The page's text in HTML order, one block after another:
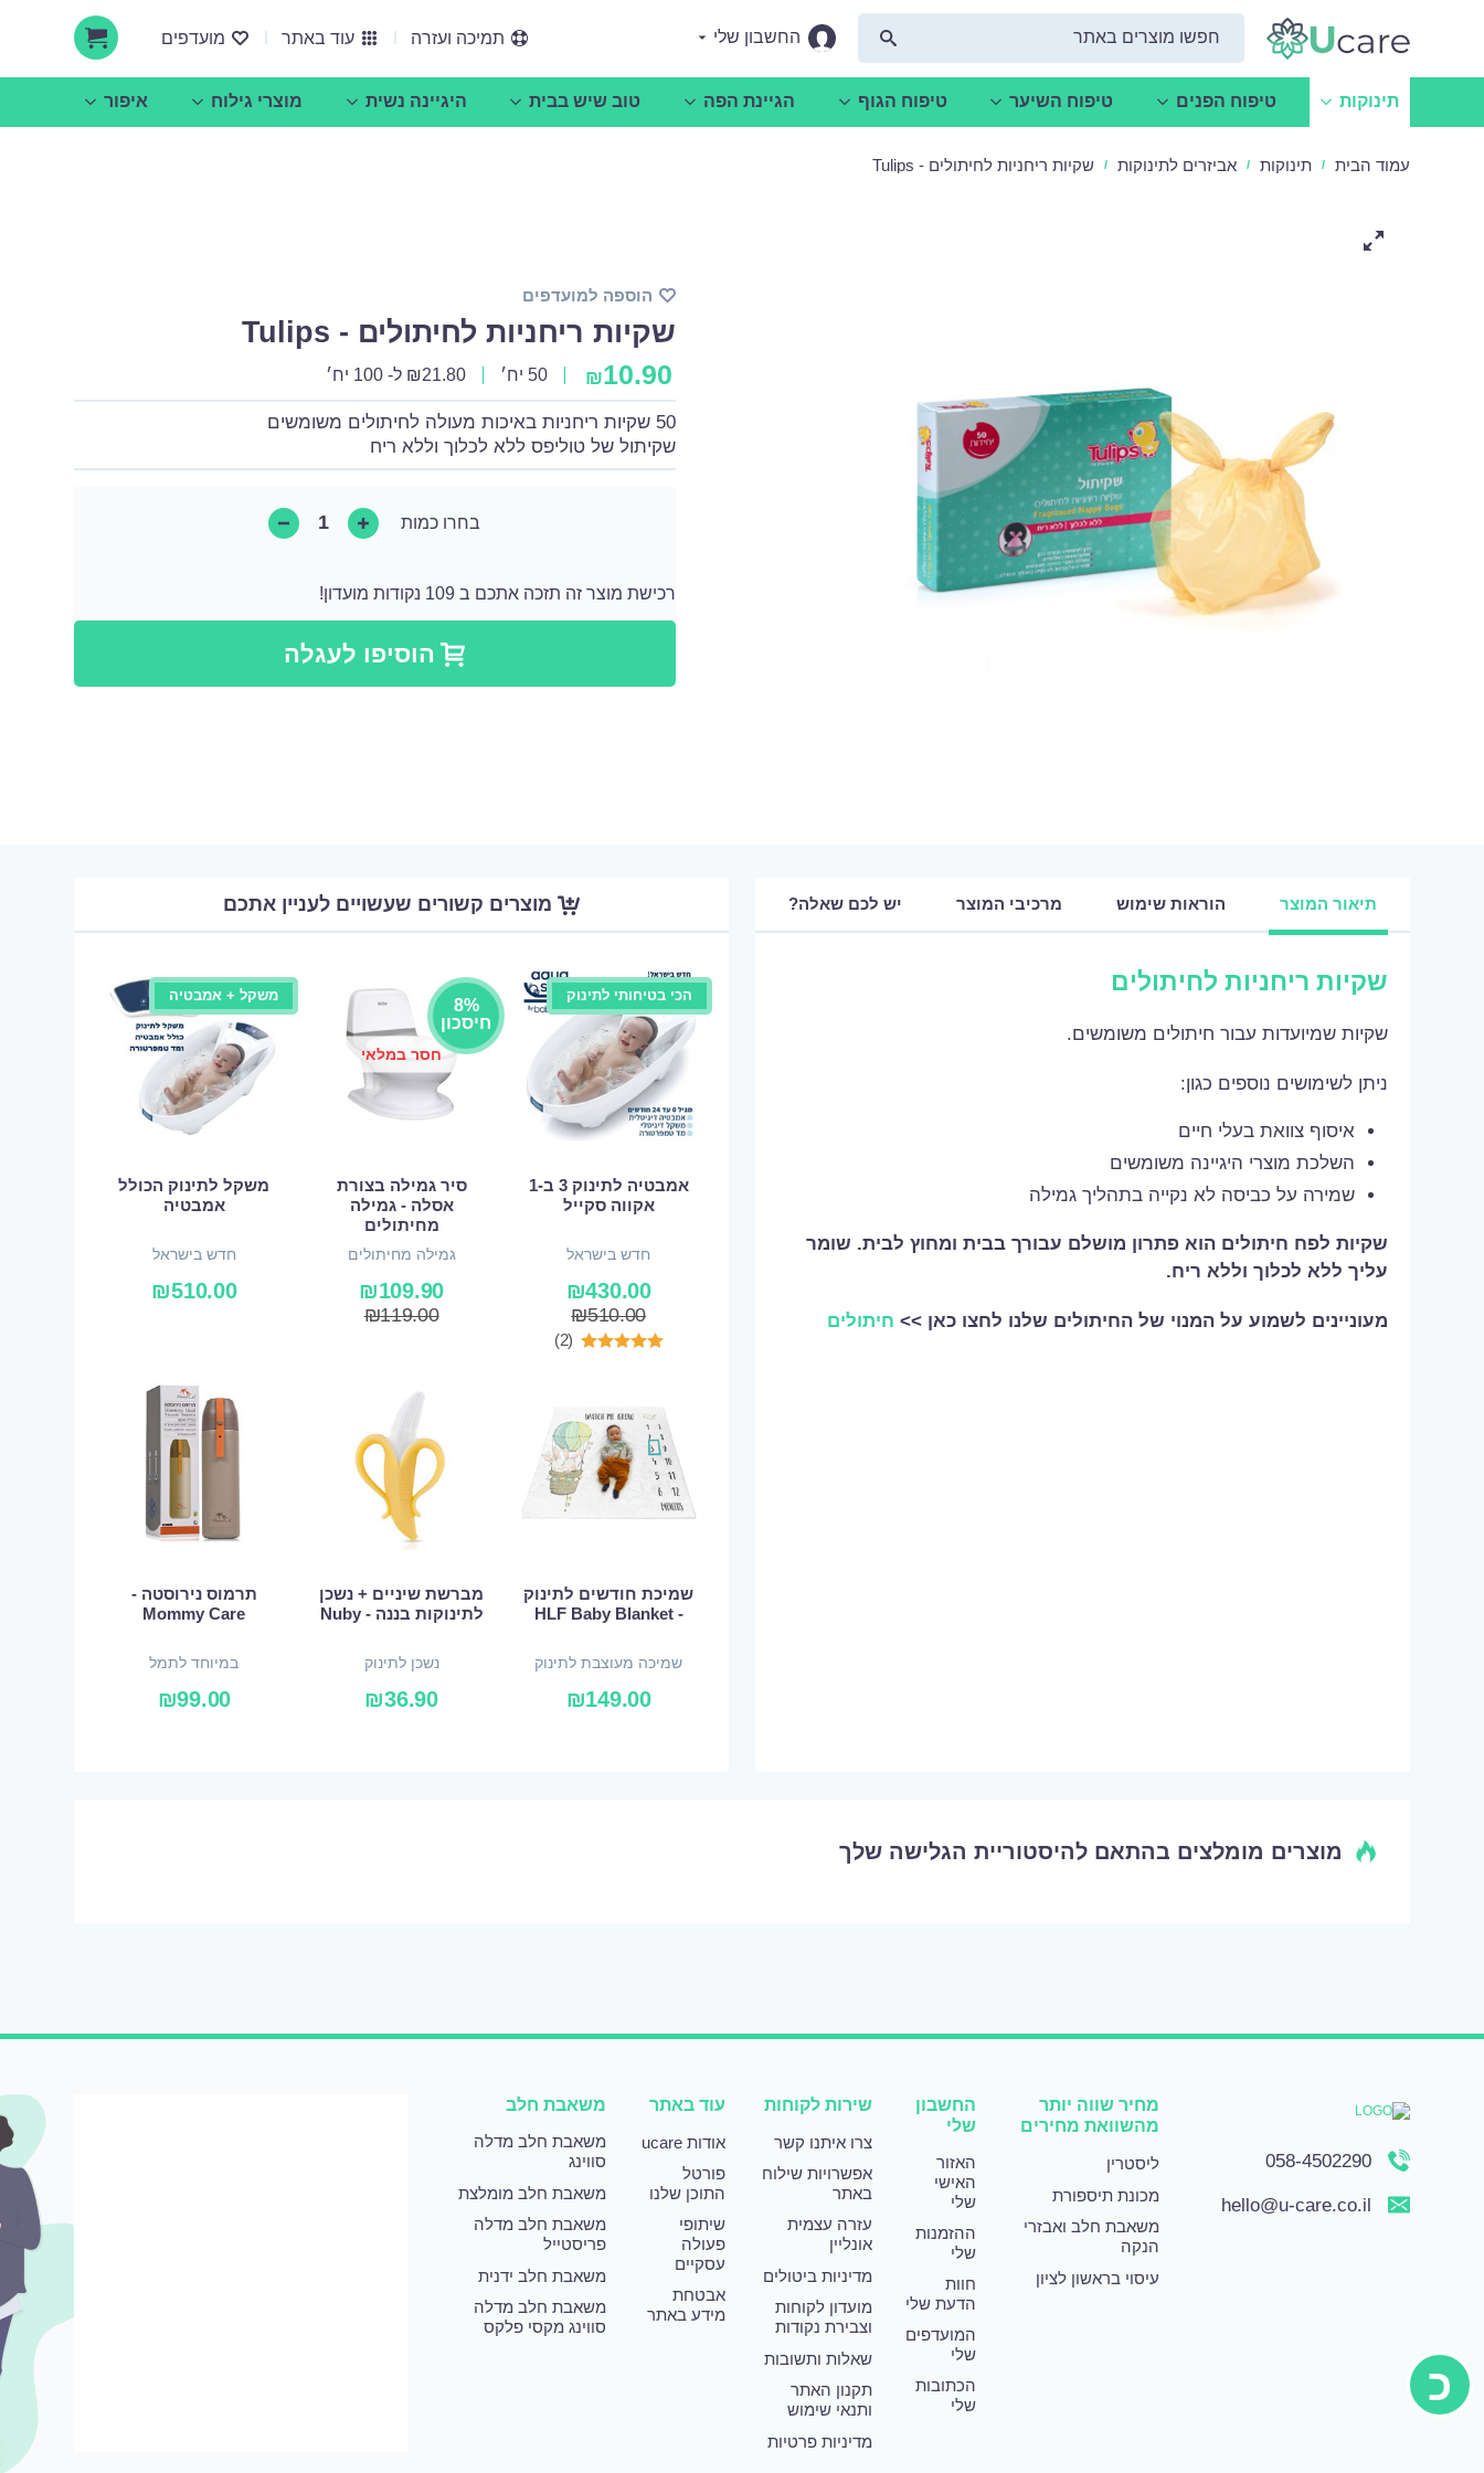
החשבון שלי תמיכה ועזרה עוד באתר מועדפים
תינוקות טיפוח הפנים טיפוח השיער טיפוח הגוף הגיינת הפה טוב שיש בבית היגיינה נשית מוצרי גילוח איפור
עמוד הבית / תינוקות / אביזרים לתינוקות / שקיות ריחניות לחיתולים - Tulips
הוספה למועדפים
שקיות ריחניות לחיתולים - Tulips
₪10.90 50 יח׳ ₪21.80 ל- 100 יח׳
50 שקיות ריחניות באיכות מעולה לחיתולים משומשים
שקיתול של טוליפס ללא לכלוך וללא ריח
בחרו כמות
רכישת מוצר זה תזכה אתכם ב 109 נקודות מועדון!
הוסיפו לעגלה
תיאור המוצר הוראות שימוש מרכיבי המוצר יש לכם שאלה?
שקיות ריחניות לחיתולים
שקיות שמיועדות עבור חיתולים משומשים.
ניתן לשימושים נוספים כגון:
איסוף צוואת בעלי חיים
השלכת מוצרי היגיינה משומשים
שמירה על כביסה לא נקייה בתהליך גמילה
שקיות לפח חיתולים הוא פתרון מושלם עבורך בבית ומחוץ לבית. שומר
עליך ללא לכלוך וללא ריח.
מעוניינים לשמוע על המנוי של החיתולים שלנו לחצו כאן >> חיתולים
מוצרים קשורים שעשויים לעניין אתכם
הכי בטיחותי לתינוק
אמבטיה לתינוק 3 ב-1
אקווה סקייל
חדש בישראל
₪430.00
₪510.00
(2)
8%
חיסכון
חסר במלאי
סיר גמילה בצורת
אסלה - גמילה
מחיתולים
גמילה מחיתולים
₪109.90
₪119.00
משקל + אמבטיה
משקל לתינוק הכולל
אמבטיה
חדש בישראל
₪510.00
שמיכת חודשים לתינוק
- HLF Baby Blanket
שמיכה מעוצבת לתינוק
₪149.00
מברשת שיניים + נשכן
לתינוקות בננה - Nuby
נשכן לתינוק
₪36.90
תרמוס נירוסטה -
Mommy Care
במיוחד לתמל
₪99.00
מוצרים מומלצים בהתאם להיסטוריית הגלישה שלך
058-4502290
hello@u-care.co.il
מחיר שווה יותר
מהשוואת מחירים
ליסטרין
מכונת תיספורת
משאבת חלב ואבזרי
הנקה
עיסוי בראשון לציון
החשבון
שלי
האזור
האישי
שלי
ההזמנות
שלי
חוות
הדעת שלי
המועדפים
שלי
הכתובות
שלי
שירות לקוחות
צרו איתנו קשר
אפשרויות שילוח
באתר
עזרה עצמית
אונליין
מדיניות ביטולים
מועדון לקוחות
וצבירת נקודות
שאלות ותשובות
תקנון האתר
ותנאי שימוש
מדיניות פרטיות
עוד באתר
אודות ucare
פורטל
התוכן שלנו
שיתופי
פעולה
עסקיים
אבטחת
מידע באתר
משאבת חלב
משאבת חלב מדלה
סווינג
משאבת חלב מומלצת
משאבת חלב מדלה
פריסטייל
משאבת חלב ידנית
משאבת חלב מדלה
סווינג מקסי פלקס
כ